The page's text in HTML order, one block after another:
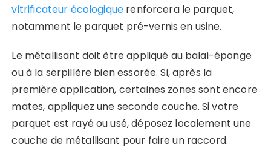
vitrificateur écologique renforcera le parquet,
notamment le parquet pré-vernis en usine.
Le métallisant doit être appliqué au balai-éponge
ou à la serpillère bien essorée. Si, après la
première application, certaines zones sont encore
mates, appliquez une seconde couche. Si votre
parquet est rayé ou usé, déposez localement une
couche de métallisant pour faire un raccord.